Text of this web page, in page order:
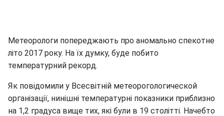
Метеорологи попереджають про аномально спекотне
літо 2017 року. На їх думку, буде побито
температурний рекорд.
Як повідомили у Всесвітній метеорогологической
організації, нинішні температурні показники приблизно
на 1,2 градуса вище тих, які були в 19 столітті. Начебто